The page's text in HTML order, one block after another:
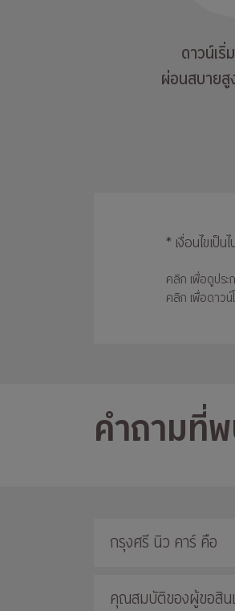
ดาวน์เ
ผ่อนสบายสู
* เงื่อนไขเป็
คลิก เพื่อดูปร
คลิก เพื่อดาว
คำถามที่
กรุงศรี นิว คาร์ คือ
คุณสมบัติของผู้ขอสิน